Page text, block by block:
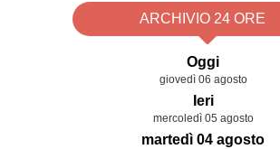
ARCHIVIO 24 ORE
Oggi
giovedì 06 agosto
Ieri
mercoledì 05 agosto
martedì 04 agosto